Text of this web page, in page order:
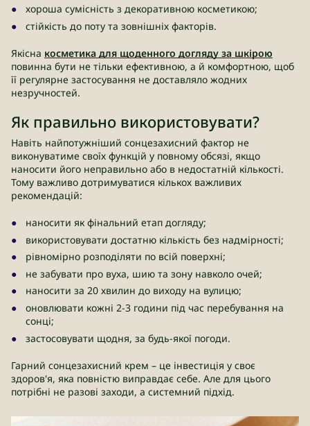
хороша сумісність з декоративною косметикою;
стійкість до поту та зовнішніх факторів.
Якісна косметика для щоденного догляду за шкірою
повинна бути не тільки ефективною, а й комфортною, щоб
її регулярне застосування не доставляло жодних
незручностей.
Як правильно використовувати?
Навіть найпотужніший сонцезахисний фактор не
виконуватиме своїх функцій у повному обсязі, якщо
наносити його неправильно або в недостатній кількості.
Тому важливо дотримуватися кількох важливих
рекомендацій:
наносити як фінальний етап догляду;
використовувати достатню кількість без надмірності;
рівномірно розподіляти по всій поверхні;
не забувати про вуха, шию та зону навколо очей;
наносити за 20 хвилин до виходу на вулицю;
оновлювати кожні 2-3 години під час перебування на
сонці;
застосовувати щодня, за будь-якої погоди.
Гарний сонцезахисний крем – це інвестиція у своє
здоров'я, яка повністю виправдає себе. Але для цього
потрібні не разові заходи, а системний підхід.